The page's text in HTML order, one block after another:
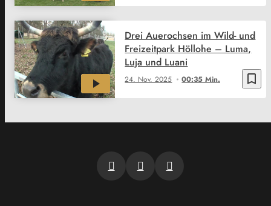
bookmark_border
24. Nov. 2025 00:35 Min.
Drei Auerochsen im Wild- und
Freizeitpark Höllohe – Luma,
Luja und Luani